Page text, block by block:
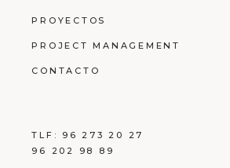
PROYECTOS
PROJECT MANAGEMENT
CONTACTO
TLF: 96 273 20 27
96 202 98 89